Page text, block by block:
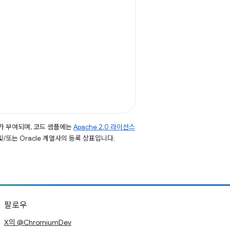
부여되며, 코드 샘플에는 Apache 2.0 라이선스
또는 Oracle 계열사의 등록 상표입니다.
팔로우
X의 @ChromiumDev